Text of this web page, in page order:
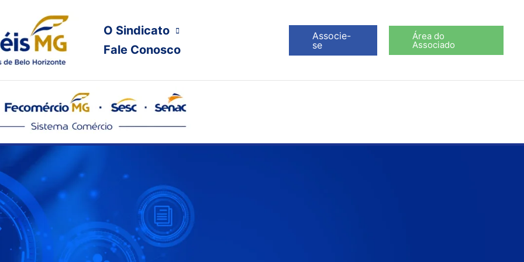
O Sindicato
Fale Conosco
Associe-
se
Área do
Associado